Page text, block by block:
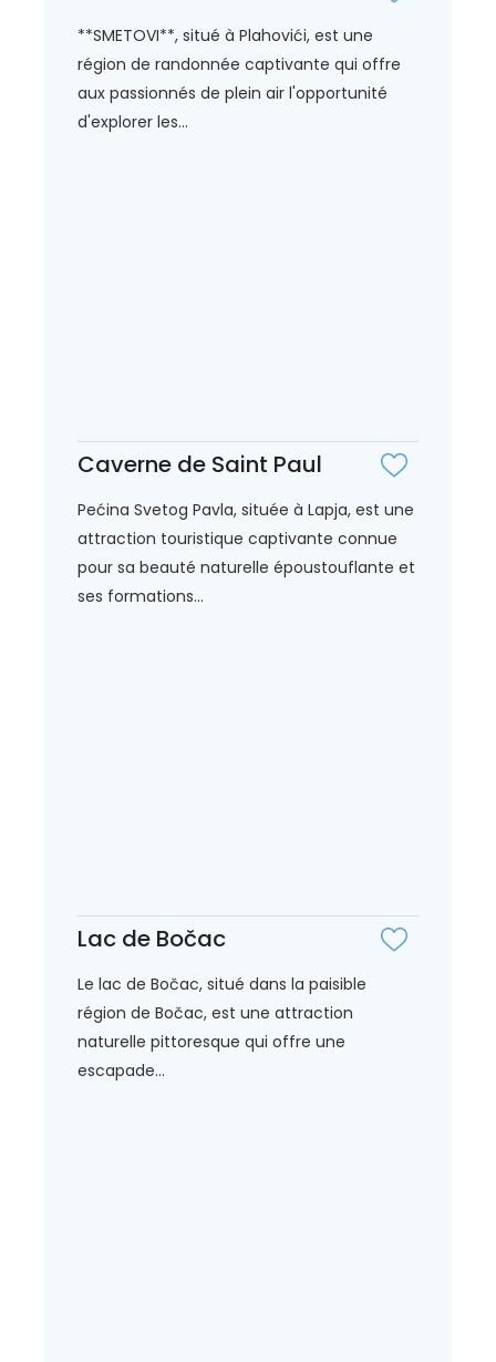
**SMETOVI**, situé à Plahovići, est une
région de randonnée captivante qui offre
aux passionnés de plein air l'opportunité
d'explorer les...
Caverne de Saint Paul
Pećina Svetog Pavla, située à Lapja, est une
attraction touristique captivante connue
pour sa beauté naturelle époustouflante et
ses formations...
Lac de Bočac
Le lac de Bočac, situé dans la paisible
région de Bočac, est une attraction
naturelle pittoresque qui offre une
escapade...